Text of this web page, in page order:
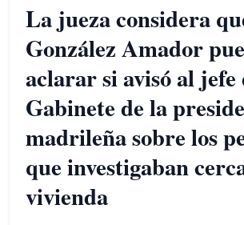
La jueza considera
González Amador
aclarar si avisó al jefe
Gabinete de la
madrileña sobre los
que investigaban
vivienda